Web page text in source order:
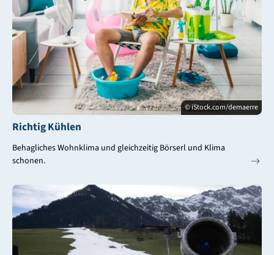
© iStock.com/demaerre
Richtig Kühlen
Behagliches Wohnklima und gleichzeitig Börserl und Klima
schonen.